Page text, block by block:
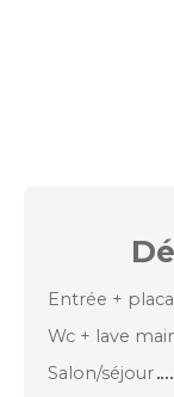
Entrée +
Wc + lave
Salon/séjour